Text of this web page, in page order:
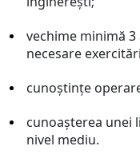
vechime minimă
necesare
cunoştinţe
cunoaşterea unei
nivel mediu.